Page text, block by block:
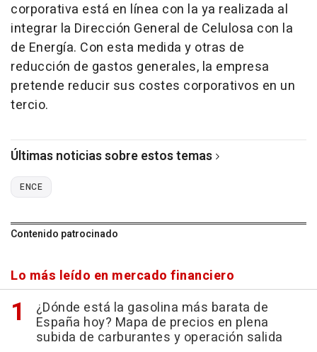
corporativa está en línea con la ya realizada al
integrar la Dirección General de Celulosa con la
de Energía. Con esta medida y otras de
reducción de gastos generales, la empresa
pretende reducir sus costes corporativos en un
tercio.
Últimas noticias sobre estos temas
ENCE
Contenido patrocinado
Lo más leído en mercado financiero
¿Dónde está la gasolina más barata de
España hoy? Mapa de precios en plena
subida de carburantes y operación salida